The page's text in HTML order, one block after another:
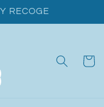
RECOGE
Carrito